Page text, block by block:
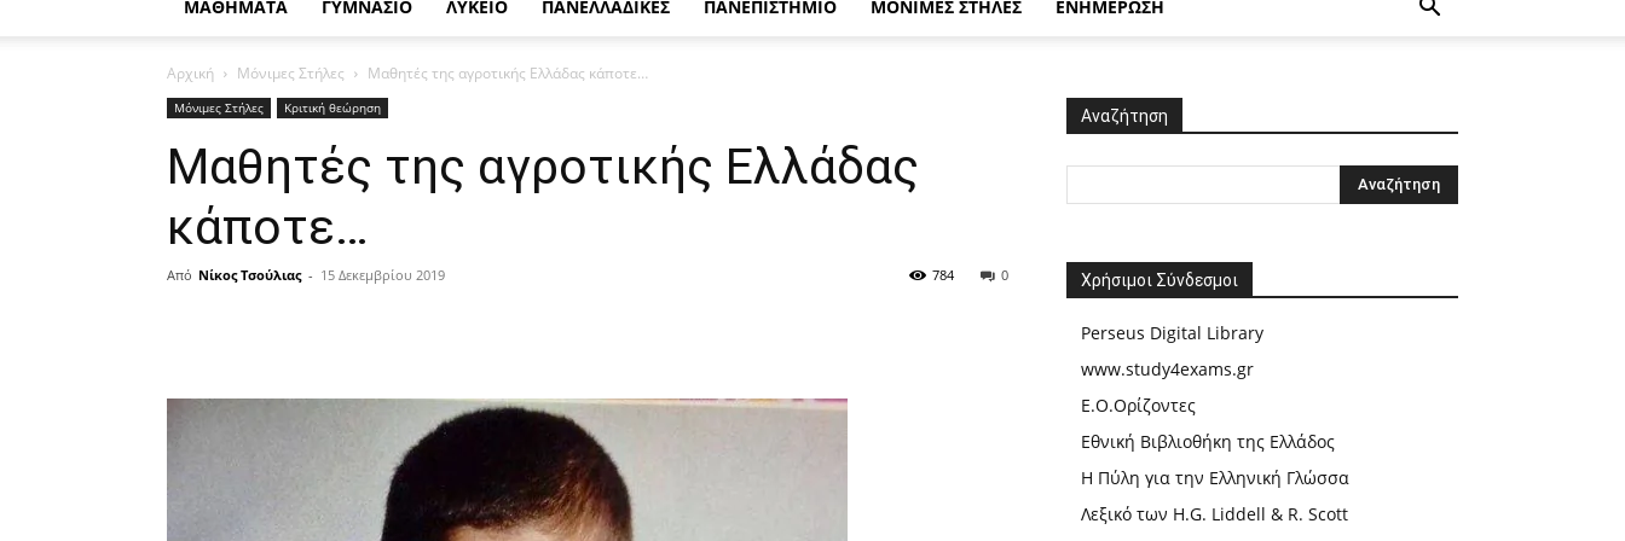
ΜΑΘΗΜΑΤΑ ΓΥΜΝΑΣΙΟ ΛΥΚΕΙΟ ΠΑΝΕΛΛΑΔΙΚΕΣ ΠΑΝΕΠΙΣΤΗΜΙΟ ΜΟΝΙΜΕΣ ΣΤΗΛΕΣ ΕΝΗΜΕΡΩΣΗ
Αρχική Μόνιμες Στήλες Μαθητές της αγροτικής Ελλάδας κάποτε…
Μόνιμες Στήλες Κριτική θεώρηση
Μαθητές της αγροτικής Ελλάδας
κάποτε…
Από Νίκος Τσούλιας - 15 Δεκεμβρίου 2019 0
784
Αναζήτηση
Χρήσιμοι Σύνδεσμοι
Perseus Digital Library
www.study4exams.gr
Ε.Ο.Ορίζοντες
Εθνική Βιβλιοθήκη της Ελλάδος
Η Πύλη για την Ελληνική Γλώσσα
Λεξικό των H.G. Liddell & R. Scott